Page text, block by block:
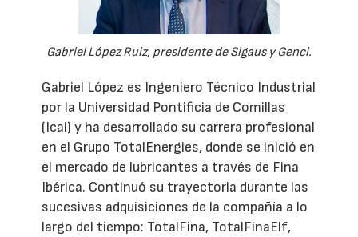
Gabriel López Ruiz, presidente de Sigaus y Genci.
Gabriel López es Ingeniero Técnico Industrial
por la Universidad Pontificia de Comillas
(Icai) y ha desarrollado su carrera profesional
en el Grupo TotalEnergies, donde se inició en
el mercado de lubricantes a través de Fina
Ibérica. Continuó su trayectoria durante las
sucesivas adquisiciones de la compañía a lo
largo del tiempo: TotalFina, TotalFinaElf,